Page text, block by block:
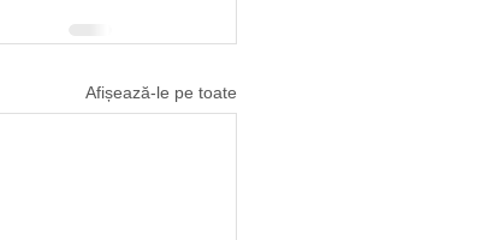
Afișează-le pe toate